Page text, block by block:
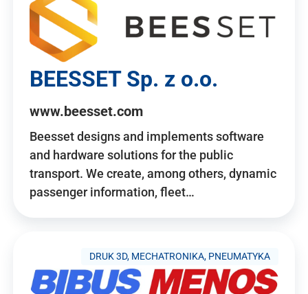
BEESSET Sp. z o.o.
www.beesset.com
Beesset designs and implements software
and hardware solutions for the public
transport. We create, among others, dynamic
passenger information, fleet…
DRUK 3D, MECHATRONIKA, PNEUMATYKA